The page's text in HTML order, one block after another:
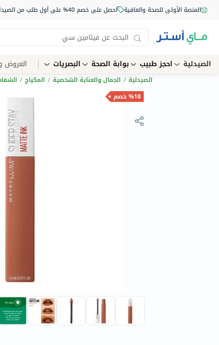
المنصة الأولى للصحة والعافية احصل على خصم 40% على أول طلب من الصيدلية أونلاين استخدم الكود: NEW40
الصيدلية احجز طبيب بوابة الصحة البصريات العروض
الصيدلية / الجمال والعناية الشخصية / المكياج /
%10 خصم